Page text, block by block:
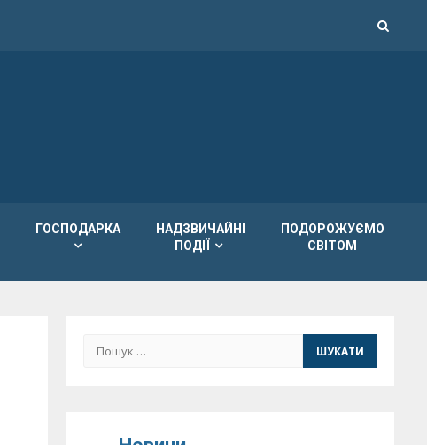
ГОСПОДАРКА
НАДЗВИЧАЙНІ
ПОДІЇ
ПОДОРОЖУЄМО
СВІТОМ
Пошук: